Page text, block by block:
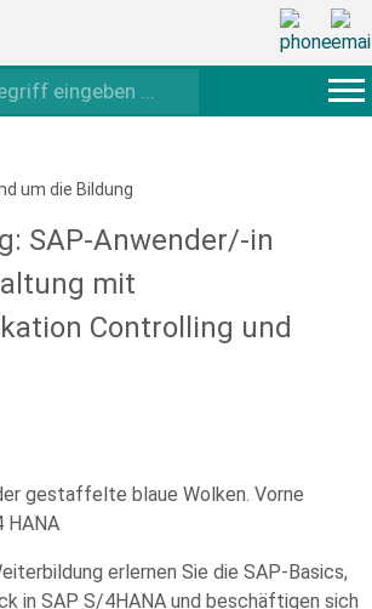
um die Bildung
SAP-Anwender/-in
mit
Controlling und
erlernen Sie die SAP-Basics,
in SAP S/4HANA und beschäftigen sich